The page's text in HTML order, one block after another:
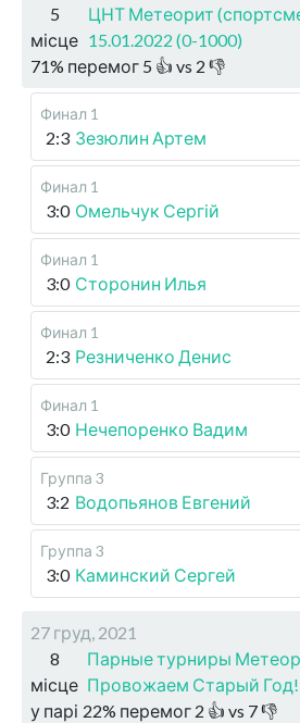
5
місце
ЦНТ Метеорит
15.01.2022 (0-1000)
71% перемог 5 👍 vs 2 👎
Финал 1
2:3 Зезюлин Артем
Финал 1
3:0 Омельчук Сергій
Финал 1
3:0 Сторонин Илья
Финал 1
2:3 Резниченко Денис
Финал 1
3:0 Нечепоренко Вадим
Группа 3
3:2 Водопьянов Евгений
Группа 3
3:0 Каминский Сергей
27 груд, 2021
8
місце
Парные турниры
Провожаем Старый Год!
у парі 22% перемог 2 👍 vs 7👎